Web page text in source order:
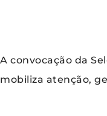
A convocação da
mobiliza atenção,